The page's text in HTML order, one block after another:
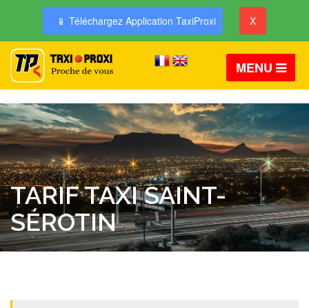
📱 Téléchargez Application TaxiProxi X
MENU
TARIF TAXI SAINT-
SÉROTIN